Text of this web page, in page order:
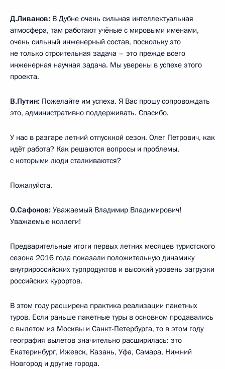
Д.Ливанов: В Дубне очень сильная интеллектуальная
атмосфера, там работают учёные с мировыми именами,
очень сильный инженерный состав, поскольку это
не только строительная задача – это прежде всего
инженерная научная задача. Мы уверены в успехе этого
проекта.
В.Путин: Пожелайте им успеха. Я Вас прошу сопровождать
это, административно поддерживать. Спасибо.
У нас в разгаре летний отпускной сезон. Олег Петрович, как
идёт работа? Как решаются вопросы и проблемы,
с которыми люди сталкиваются?
Пожалуйста.
О.Сафонов: Уважаемый Владимир Владимирович!
Уважаемые коллеги!
Предварительные итоги первых летних месяцев туристского
сезона 2016 года показали положительную динамику
внутрироссийских турпродуктов и высокий уровень загрузки
российских курортов.
В этом году расширена практика реализации пакетных
туров. Если раньше пакетные туры в основном продавались
с вылетом из Москвы и Санкт-Петербурга, то в этом году
география вылетов значительно расширилась: это
Екатеринбург, Ижевск, Казань, Уфа, Самара, Нижний
Новгород и другие города.